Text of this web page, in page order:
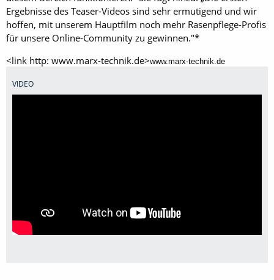
Ergebnisse des Teaser-Videos sind sehr ermutigend und wir
hoffen, mit unserem Hauptfilm noch mehr Rasenpflege-Profis
für unsere Online-Community zu gewinnen."*
<link http: www.marx-technik.de>www.marx-technik.de
VIDEO